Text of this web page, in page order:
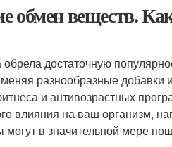
веществ.
достаточную
разнообразные добавки
и антивозрастных
влияния на ваш организм,
в значительной мере